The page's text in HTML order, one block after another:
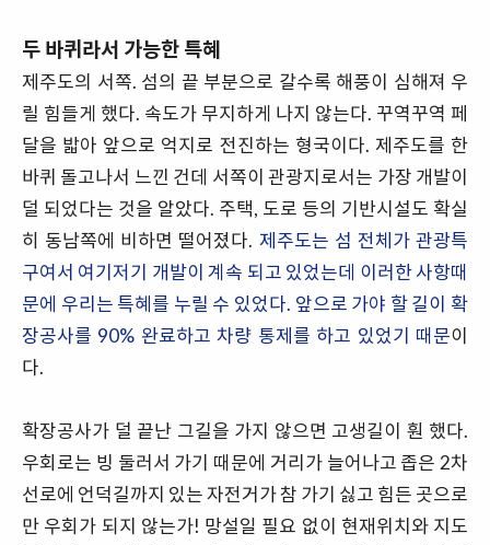
두 바퀴라서 가능한 특혜
제주도의 서쪽. 섬의 끝 부분으로 갈수록 해풍이 심해져 우
릴 힘들게 했다. 속도가 무지하게 나지 않는다. 꾸역꾸역 페
달을 밟아 앞으로 억지로 전진하는 형국이다. 제주도를 한
바퀴 돌고나서 느낀 건데 서쪽이 관광지로서는 가장 개발이
덜 되었다는 것을 알았다. 주택, 도로 등의 기반시설도 확실
히 동남쪽에 비하면 떨어졌다. 제주도는 섬 전체가 관광특
구여서 여기저기 개발이 계속 되고 있었는데 이러한 사항때
문에 우리는 특혜를 누릴 수 있었다. 앞으로 가야 할 길이 확
장공사를 90% 완료하고 차량 통제를 하고 있었기 때문이
다.
확장공사가 덜 끝난 그길을 가지 않으면 고생길이 훤 했다.
우회로는 빙 둘러서 가기 때문에 거리가 늘어나고 좁은 2차
선로에 언덕길까지 있는 자전거가 참 가기 싫고 힘든 곳으로
만 우회가 되지 않는가! 망설일 필요 없이 현재위치와 지도